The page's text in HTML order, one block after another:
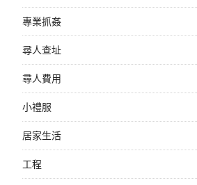
專業抓姦
尋人查址
尋人費用
小禮服
居家生活
工程